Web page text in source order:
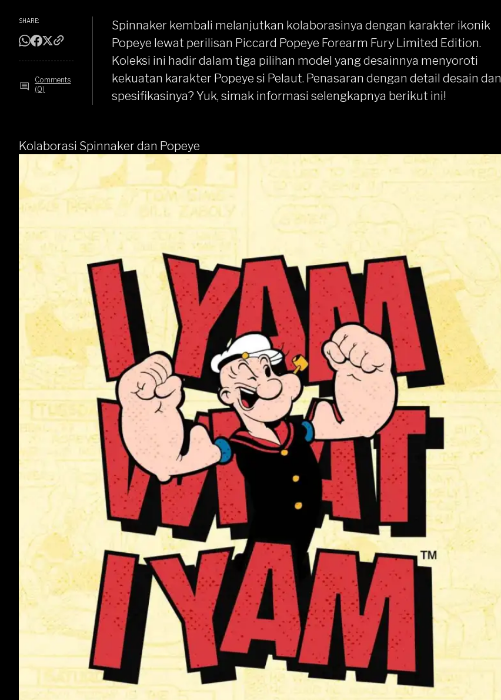
SHARE:
Comments
(0)
Spinnaker kembali melanjutkan kolaborasinya dengan karakter ikonik
Popeye lewat perilisan Piccard Popeye Forearm Fury Limited Edition.
Koleksi ini hadir dalam tiga pilihan model yang desainnya menyoroti
kekuatan karakter Popeye si Pelaut. Penasaran dengan detail desain dan
spesifikasinya? Yuk, simak informasi selengkapnya berikut ini!
Kolaborasi Spinnaker dan Popeye